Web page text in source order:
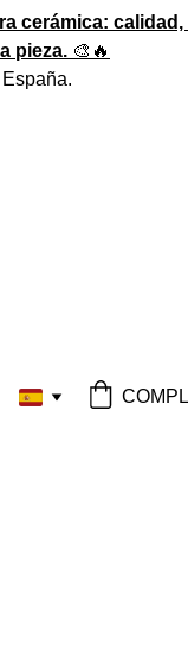
cerámica: calidad,
pieza. 🎨🔥